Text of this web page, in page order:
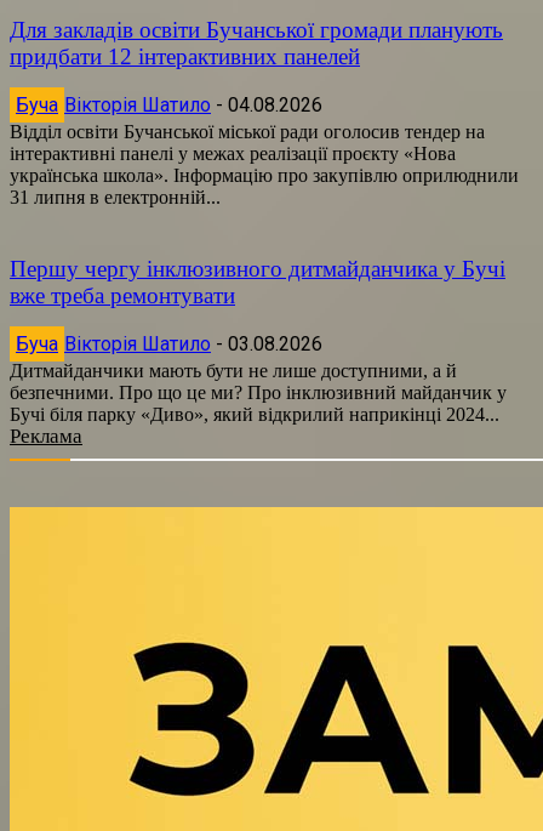
Для закладів освіти Бучанської громади планують
придбати 12 інтерактивних панелей
Буча Вікторія Шатило - 04.08.2026
Відділ освіти Бучанської міської ради оголосив тендер на
інтерактивні панелі у межах реалізації проєкту «Нова
українська школа». Інформацію про закупівлю оприлюднили
31 липня в електронній...
Першу чергу інклюзивного дитмайданчика у Бучі
вже треба ремонтувати
Буча Вікторія Шатило - 03.08.2026
Дитмайданчики мають бути не лише доступними, а й
безпечними. Про що це ми? Про інклюзивний майданчик у
Бучі біля парку «Диво», який відкрилий наприкінці 2024...
Реклама